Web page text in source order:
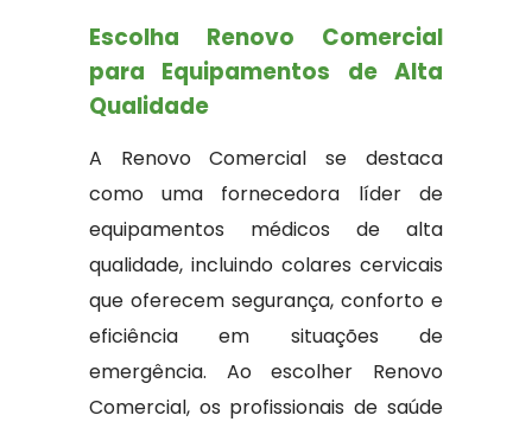
Escolha Renovo Comercial
para Equipamentos de Alta
Qualidade
A Renovo Comercial se destaca
como uma fornecedora líder de
equipamentos médicos de alta
qualidade, incluindo colares cervicais
que oferecem segurança, conforto e
eficiência em situações de
emergência. Ao escolher Renovo
Comercial, os profissionais de saúde